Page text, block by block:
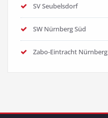
SV Seubelsdorf
SW Nürnberg Süd
Zabo-Eintracht Nürnberg